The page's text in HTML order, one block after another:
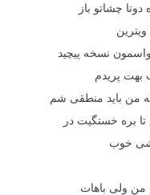
چشاتو باز
نسخه پیچید
پریدم
من باید منطقی شم
بره خستگیت در
خوب
من ولی باهات